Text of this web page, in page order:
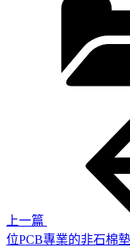
上一篇
位PCB專業的非石棉